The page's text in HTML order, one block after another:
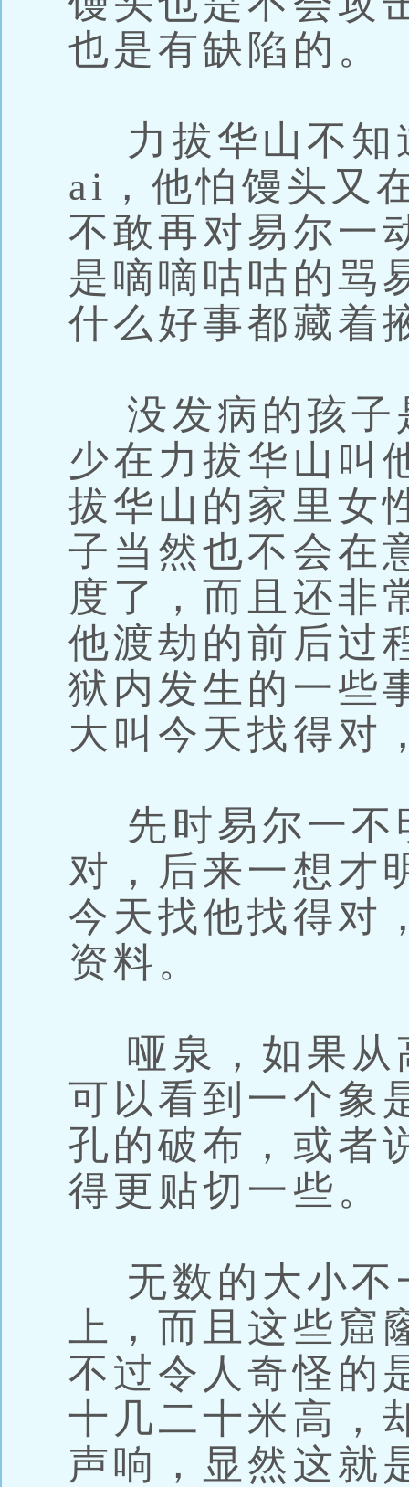
也是有缺陷的。
力拔华山不知
ai，他怕馒头又
不敢再对易尔一
是嘀嘀咕咕的骂
什么好事都藏着
没发病的孩子
少在力拔华山叫
拔华山的家里女
子当然也不会在
度了，而且还非
他渡劫的前后过
狱内发生的一些
大叫今天找得对
先时易尔一不
对，后来一想才
今天找他找得对
资料。
哑泉，如果从
可以看到一个象
孔的破布，或者
得更贴切一些。
无数的大小不
上，而且这些
不过令人奇怪的
十几二十米高，
声响，显然这就